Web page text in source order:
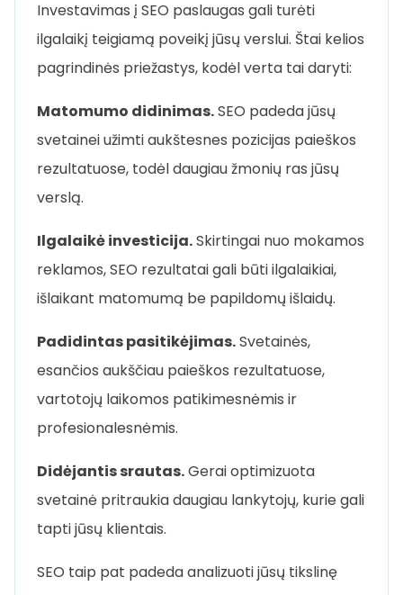
Investavimas į SEO paslaugas gali turėti
ilgalaikį teigiamą poveikį jūsų verslui. Štai kelios
pagrindinės priežastys, kodėl verta tai daryti:
Matomumo didinimas.SEO padeda jūsų
svetainei užimti aukštesnes pozicijas paieškos
rezultatuose, todėl daugiau žmonių ras jūsų
verslą.
Ilgalaikė investicija.Skirtingai nuo mokamos
reklamos, SEO rezultatai gali būti ilgalaikiai,
išlaikant matomumą be papildomų išlaidų.
Padidintas pasitikėjimas.Svetainės,
esančios aukščiau paieškos rezultatuose,
vartotojų laikomos patikimesnėmis ir
profesionalesnėmis.
Didėjantis srautas.Gerai optimizuota
svetainė pritraukia daugiau lankytojų, kurie gali
tapti jūsų klientais.
SEO taip pat padeda analizuoti jūsų tikslinę